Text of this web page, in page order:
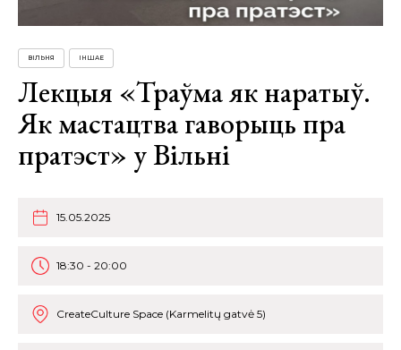
ВІЛЬНЯ ІНШАЕ
Лекцыя «Траўма як наратыў.
Як мастацтва гаворыць пра
пратэст» у Вільні
15.05.2025
18:30 - 20:00
CreateCulture Space (Karmelitų gatvė 5)